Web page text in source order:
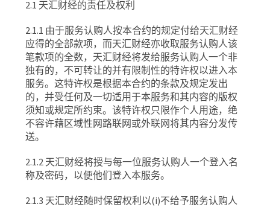
2.1 天汇财经的责任及权利
2.1.1 由于服务认购人按本合约的规定付给天汇财经
应得的全部款项，而天汇财经亦收取服务认购人该
笔款项的全数，天汇财经将发给服务认购人一个非
独有的，不可转让的并有限制性的特许权以进入本
服务。这特许权是根据本合约的条款及规定发出
的，并受任何及一切适用于本服务和其内容的版权
须知或规定所约束。该特许权只限作个人用途，绝
不容许藉区域性网路联网或外联网将其内容分发传
送。
2.1.2 天汇财经将授与每一位服务认购人一个登入名
称及密码，以便他们登入本服务。
2.1.3 天汇财经随时保留权利以(i)不给予服务认购人